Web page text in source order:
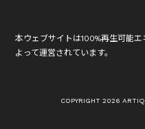
本ウェブサイトは100%再生可能エ
よって運営されています。
COPYRIGHT 2026